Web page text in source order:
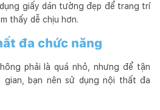
giấy dán tường đẹp để trang trí
thấy dễ chịu hơn.
đa chức năng
phải là quá nhỏ, nhưng để tận
bạn nên sử dụng nội thất đa